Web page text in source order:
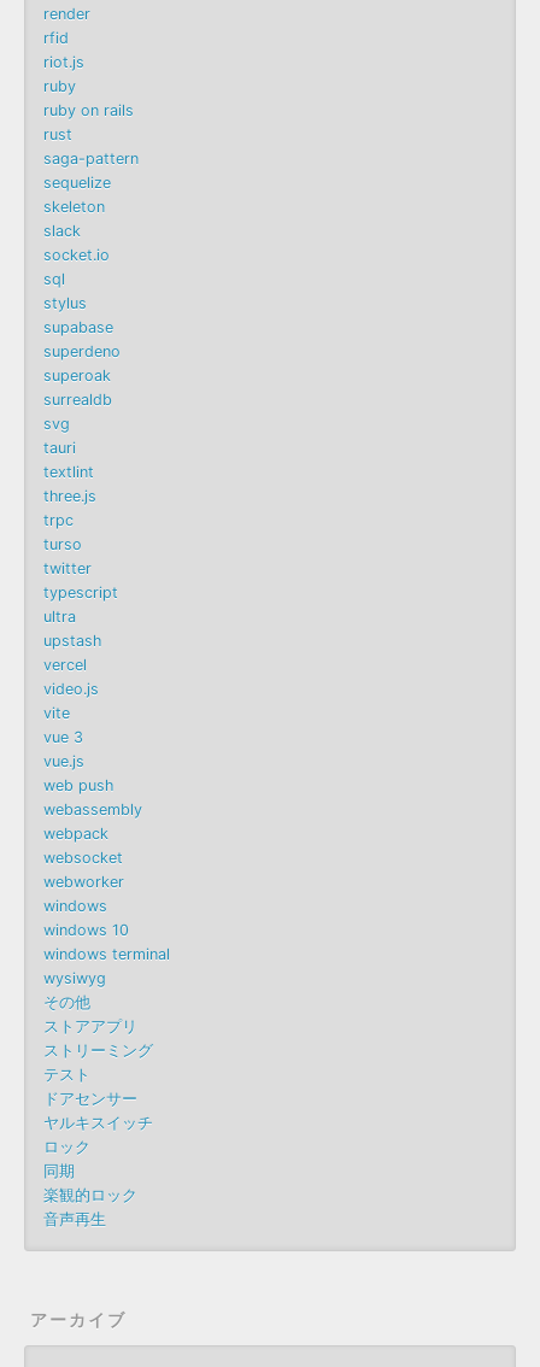
render
rfid
riot.js
ruby
ruby on rails
rust
saga-pattern
sequelize
skeleton
slack
socket.io
sql
stylus
supabase
superdeno
superoak
surrealdb
svg
tauri
textlint
three.js
trpc
turso
twitter
typescript
ultra
upstash
vercel
video.js
vite
vue 3
vue.js
web push
webassembly
webpack
websocket
webworker
windows
windows 10
windows terminal
wysiwyg
その他
ストアアプリ
ストリーミング
テスト
ドアセンサー
ヤルキスイッチ
ロック
同期
楽観的ロック
音声再生
アーカイブ